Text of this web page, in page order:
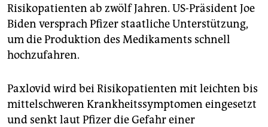
Risikopatienten ab zwölf Jahren. US-Präsident Joe
Biden versprach Pfizer staatliche Unterstützung,
um die Produktion des Medikaments schnell
hochzufahren.
Paxlovid wird bei Risikopatienten mit leichten bis
mittelschweren Krankheitssymptomen eingesetzt
und senkt laut Pfizer die Gefahr einer